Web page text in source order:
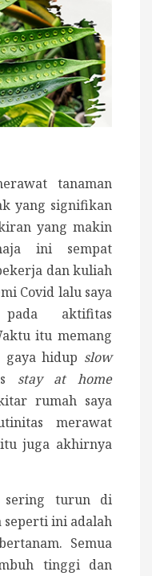
tanaman
yang signifikan
yang makin
ini sempat
dan kuliah
Covid lalu saya
aktifitas
itu memang
hidup slow
stay at home
rumah saya
merawat
juga akhirnya
sering turun di
seperti ini adalah
Semua
tinggi dan